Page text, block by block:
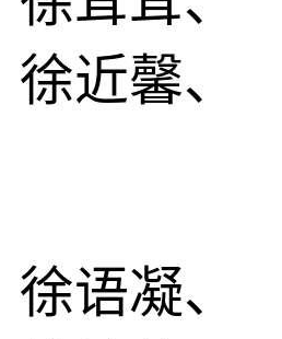
近馨、
语凝、